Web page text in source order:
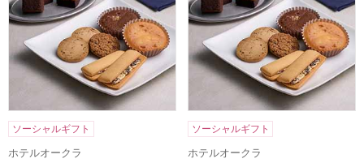
ソーシャルギフト
ホテルオークラ
ソーシャルギフト
ホテルオークラ